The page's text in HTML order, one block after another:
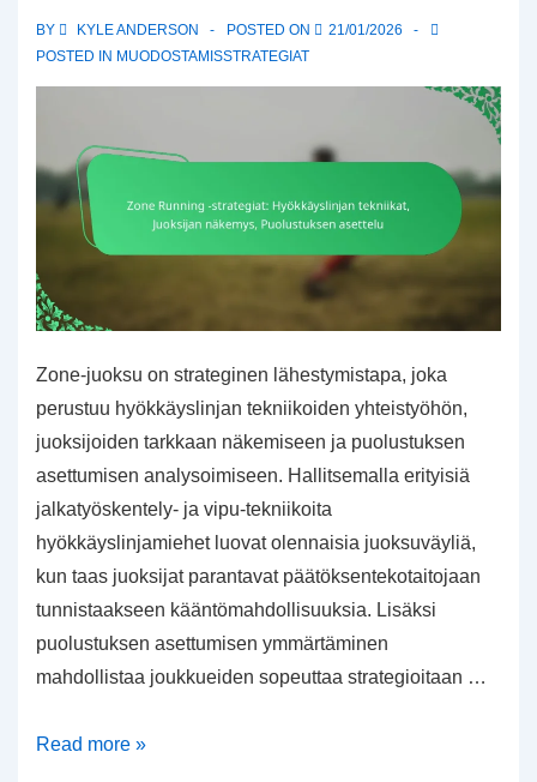
BY KYLE ANDERSON POSTED ON
21/01/2026
POSTED IN MUODOSTAMISSTRATEGIAT
Zone-juoksu on strateginen lähestymistapa, joka
perustuu hyökkäyslinjan tekniikoiden yhteistyöhön,
juoksijoiden tarkkaan näkemiseen ja puolustuksen
asettumisen analysoimiseen. Hallitsemalla erityisiä
jalkatyöskentely- ja vipu-tekniikoita
hyökkäyslinjamiehet luovat olennaisia juoksuväyliä,
kun taas juoksijat parantavat päätöksentekotaitojaan
tunnistaakseen kääntömahdollisuuksia. Lisäksi
puolustuksen asettumisen ymmärtäminen
mahdollistaa joukkueiden sopeuttaa strategioitaan …
Zone
Read more »